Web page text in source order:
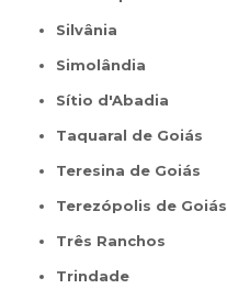
Silvânia
Simolândia
Sítio d'Abadia
Taquaral de Goiás
Teresina de Goiás
Terezópolis de Goiás
Três Ranchos
Trindade